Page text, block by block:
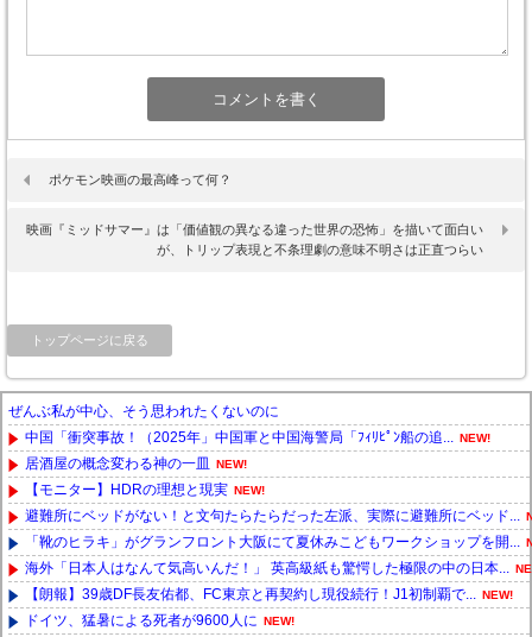
ポケモン映画の最高峰って何？
映画『ミッドサマー』は「価値観の異なる違った世界の恐怖」を描いて面白い
が、トリップ表現と不条理劇の意味不明さは正直つらい
トップページに戻る
ぜんぶ私が中心、そう思われたくないのに
中国「衝突事故！（2025年」中国軍と中国海警局「ﾌｨﾘﾋﾟﾝ船の追... NEW!
居酒屋の概念変わる神の一皿 NEW!
【モニター】HDRの理想と現実 NEW!
避難所にベッドがない！と文句たらたらだった左派、実際に避難所にベッド...
「靴のヒラキ」がグランフロント大阪にて夏休みこどもワークショップを開...
海外「日本人はなんて気高いんだ！」 英高級紙も驚愕した極限の中の日本...
【朗報】39歳DF長友佑都、FC東京と再契約し現役続行！J1初制覇で... NEW!
ドイツ、猛暑による死者が9600人に NEW!